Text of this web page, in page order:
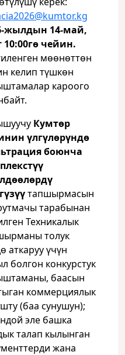
жылдын 14-май,
10:00гө чейин.
мөөнөттөн
келип түшкөн
кароого
Кумтөр
үлгүлөрүндө
боюнча
тапшырмасын
тарабынан
Техникалык
толук
аткаруу үчүн
болгон конкурстук
баасын
коммерциялык
(баа сунушун);
эле башка
талап кылынган
жана